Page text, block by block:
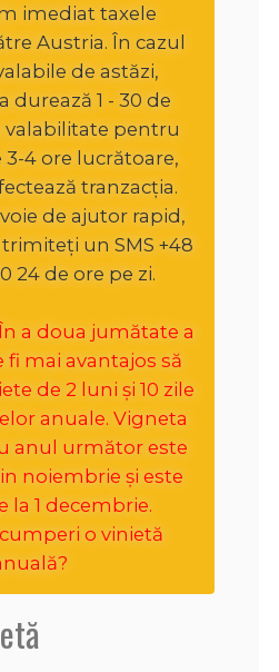
imediat taxele
Austria. În cazul
de astăzi,
durează 1 - 30 de
valabilitate pentru
4 ore lucrătoare,
tranzacția.
de ajutor rapid,
un SMS +48
24 de ore pe zi.
a doua jumătate a
mai avantajos să
de 2 luni și 10 zile
anuale. Vigneta
anul următor este
noiembrie și este
la 1 decembrie.
o vinietă